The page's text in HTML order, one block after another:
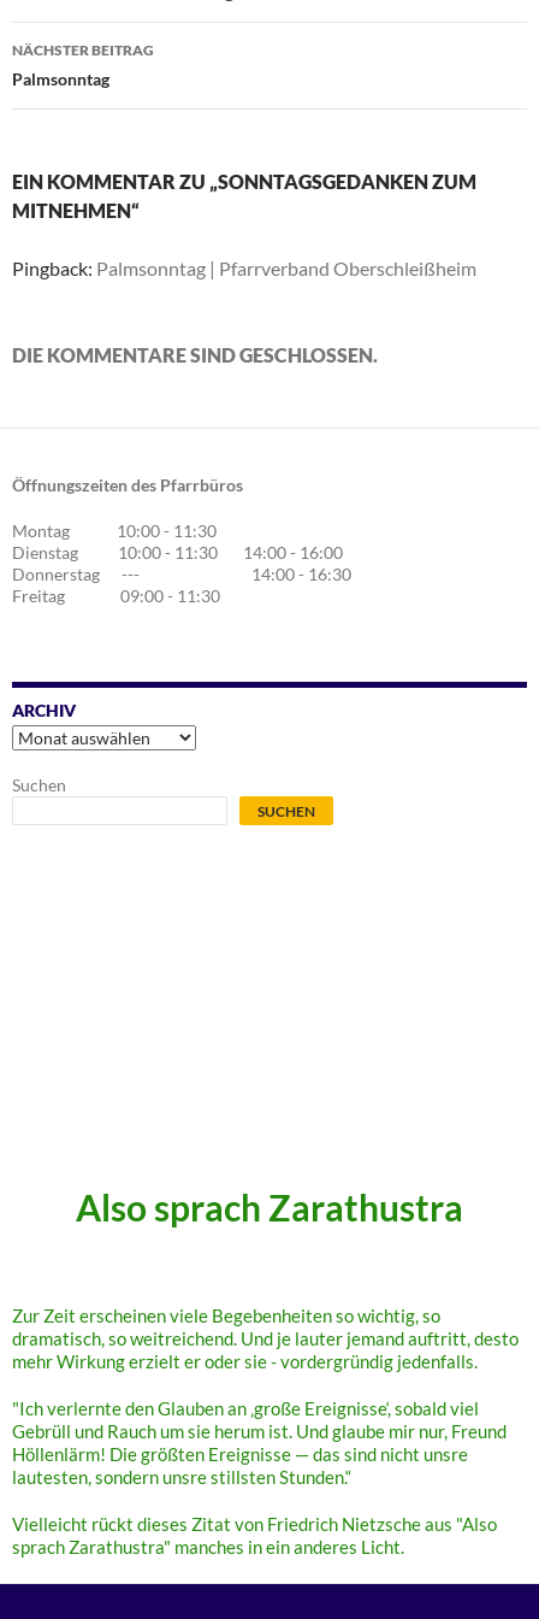
NÄCHSTER BEITRAG
Palmsonntag
EIN KOMMENTAR ZU „SONNTAGSGEDANKEN ZUM
MITNEHMEN“
Pingback: Palmsonntag | Pfarrverband Oberschleißheim
DIE KOMMENTARE SIND GESCHLOSSEN.
Öffnungszeiten des Pfarrbüros
Montag 10:00 - 11:30
Dienstag 10:00 - 11:30 14:00 - 16:00
Donnerstag --- 14:00 - 16:30
Freitag 09:00 - 11:30
ARCHIV
Archiv
Suchen
SUCHEN
Also sprach Zarathustra
Zur Zeit erscheinen viele Begebenheiten so wichtig, so
dramatisch, so weitreichend. Und je lauter jemand auftritt, desto
mehr Wirkung erzielt er oder sie - vordergründig jedenfalls.
"Ich verlernte den Glauben an ‚große Ereignisse‘, sobald viel
Gebrüll und Rauch um sie herum ist. Und glaube mir nur, Freund
Höllenlärm! Die größten Ereignisse — das sind nicht unsre
lautesten, sondern unsre stillsten Stunden.“
Vielleicht rückt dieses Zitat von Friedrich Nietzsche aus "Also
sprach Zarathustra" manches in ein anderes Licht.